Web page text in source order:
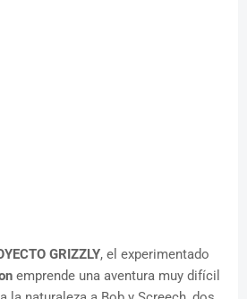
GRIZZLY, el experimentado
emprende una aventura muy difícil